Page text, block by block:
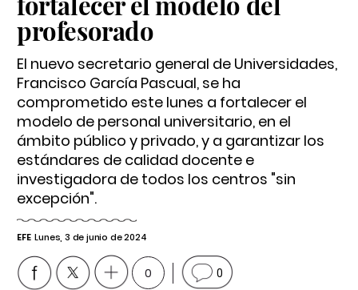
profesorado
El nuevo secretario general de Universidades,
Francisco García Pascual, se ha
comprometido este lunes a fortalecer el
modelo de personal universitario, en el
ámbito público y privado, y a garantizar los
estándares de calidad docente e
investigadora de todos los centros "sin
excepción".
EFE Lunes, 3 de junio de 2024
0 0